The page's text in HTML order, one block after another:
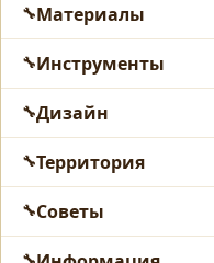
Материалы
Инструменты
Дизайн
Территория
Советы